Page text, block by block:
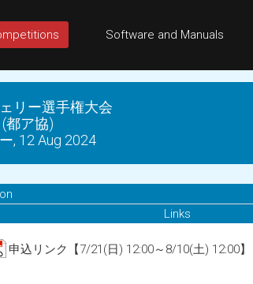
Software and Manuals
リー選手権大会
都ア協)
, 12 Aug 2024
Links
申込リンク【7/21(日) 12:00～8/10(土) 12:00】